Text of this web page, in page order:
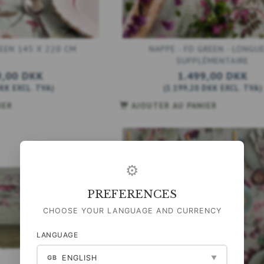
CM
NAPPE - ROSE FLOWER GARDEN JL
1.499,00 DKK
NAPPE -
AJOUTER AU PANIER
AJOUTER
145 X 220 CM
DKK
EXCL. TVA
NAPPE - FD GREEN -
SUPPLÉMENTAIRE
1.499,00 DKK
( 1.199,20 DKK EXCL. TVA
AJOUTER AU PANIER
⚙
PREFERENCES
CHOOSE YOUR LANGUAGE AND CURRENCY
LANGUAGE
GB ENGLISH ▼